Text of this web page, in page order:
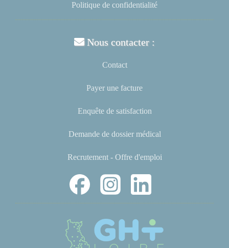
Politique de confidentialité
Nous contacter :
Contact
Payer une facture
Enquête de satisfaction
Demande de dossier médical
Recrutement - Offre d'emploi